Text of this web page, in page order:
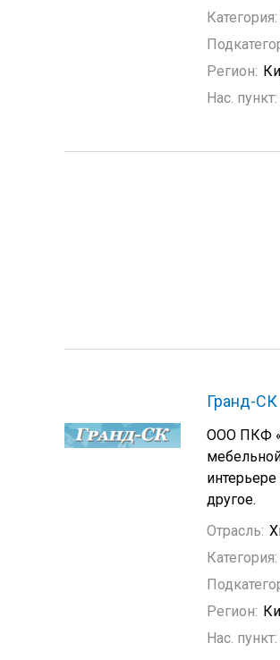
Категория:
Регион:
Нас. пункт:
Гранд-СК
ООО ПКФ
другое.
Отрасль:
Категория:
Регион:
Нас. пункт: